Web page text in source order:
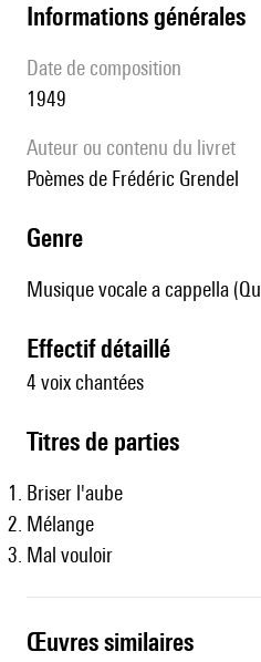
informations générales
date de composition
1949
Auteur ou contenu du livret
poèmes de Frédéric Grendel
genre
Musique vocale a cappella
effectif détaillé
4 voix chantées
Titres de parties
Briser l'aube
Mélange
Mal vouloir
œuvres similaires